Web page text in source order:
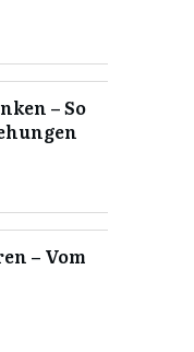
– So
– Vom